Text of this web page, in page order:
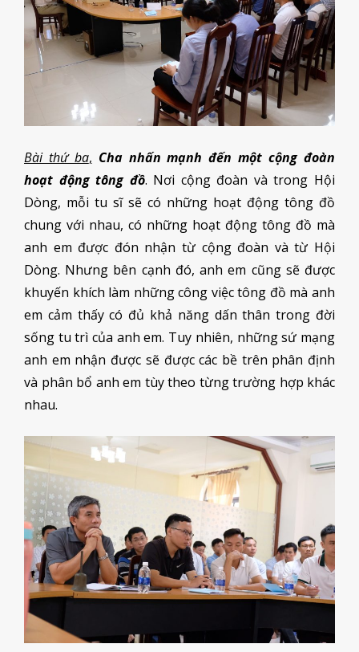
Bài thứ ba, Cha nhấn mạnh đến một cộng đoàn
hoạt động tông đồ. Nơi cộng đoàn và trong Hội
Dòng, mỗi tu sĩ sẽ có những hoạt động tông đồ
chung với nhau, có những hoạt động tông đồ mà
anh em được đón nhận từ cộng đoàn và từ Hội
Dòng. Nhưng bên cạnh đó, anh em cũng sẽ được
khuyến khích làm những công việc tông đồ mà anh
em cảm thấy có đủ khả năng dấn thân trong đời
sống tu trì của anh em. Tuy nhiên, những sứ mạng
anh em nhận được sẽ được các bề trên phân định
và phân bổ anh em tùy theo từng trường hợp khác
nhau.